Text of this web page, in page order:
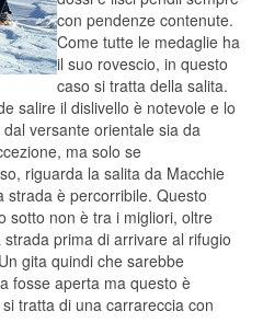
con pendenze contenute.
Come tutte le medaglie ha
il suo rovescio, in questo
caso si tratta della salita.
salire il dislivello è notevole e lo
versante orientale sia da
ma solo se
riguarda la salita da Macchie
strada è percorribile. Questo
sotto non è tra i migliori, oltre
prima di arrivare al rifugio
gita quindi che sarebbe
fosse aperta ma questo è
tratta di una carrareccia con